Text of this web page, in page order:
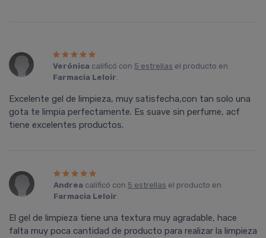
Verónica calificó con 5 estrellas el producto en
Farmacia Leloir.
Excelente gel de limpieza, muy satisfecha,con tan solo una
gota te limpia perfectamente. Es suave sin perfume, acf
tiene excelentes productos.
Andrea calificó con 5 estrellas el producto en
Farmacia Leloir.
El gel de limpieza tiene una textura muy agradable, hace
falta muy poca cantidad de producto para realizar la limpieza